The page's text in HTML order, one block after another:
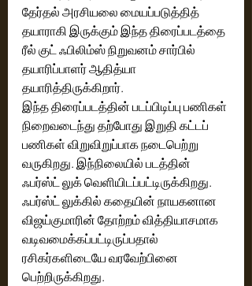
தேர்தல் அரசியலை மையப்படுத்தித்
தயாராகி இருக்கும் இந்த திரைப்படத்தை
ரீல் குட் ஃபிலிம்ஸ் நிறுவனம் சார்பில்
தயாரிப்பாளர் ஆதித்யா
தயாரித்திருக்கிறார்.
இந்த திரைப்படத்தின் படப்பிடிப்பு பணிகள்
நிறைவடைந்து தற்போது இறுதி கட்டப்
பணிகள் விறுவிறுப்பாக நடைபெற்று
வருகிறது. இந்நிலையில் படத்தின்
ஃபர்ஸ்ட் லுக் வெளியிடப்பட்டிருக்கிறது.
ஃபர்ஸ்ட் லுக்கில் கதையின் நாயகனான
விஜய்குமாரின் தோற்றம் வித்தியாசமாக
வடிவமைக்கப்பட்டிருப்பதால்
ரசிகர்களிடையே வரவேற்பினை
பெற்றிருக்கிறது.